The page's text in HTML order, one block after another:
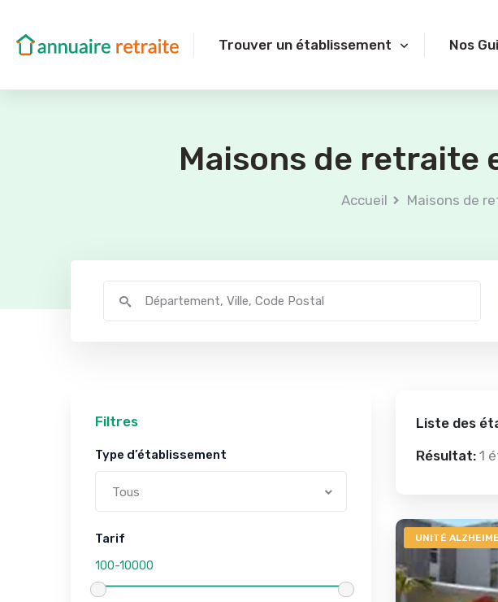
Trouver un établissement Nos
Maisons de retraite
Accueil Maisons de
Liste des
Résultat: 1
UNITÉ
Filtres
Type d’établissement
Tous
Tarif